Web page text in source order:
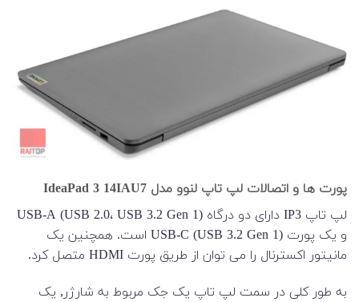
پورت ها و اتصالات لپ تاپ لنوو مدل IdeaPad 3 14IAU7
لپ تاپ IP3 دارای دو درگاه USB-A (USB 2.0، USB 3.2 Gen 1)
و یک پورت USB-C (USB 3.2 Gen 1) است. همچنین یک
مانیتور اکسترنال را می توان از طریق پورت HDMI متصل کرد.
به طور کلی در سمت لپ تاپ یک جک مربوط به شارژر, یک